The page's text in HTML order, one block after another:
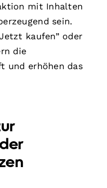
mit Inhalten
sein.
kaufen” oder
die
und erhöhen das